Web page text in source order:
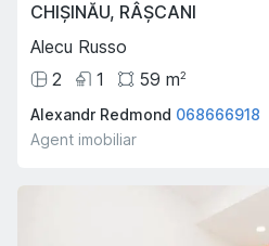
CHIȘINĂU, RÂȘCANI
Alecu Russo
2
1 59 m2
Alexandr Redmond 068666918
Agent imobiliar